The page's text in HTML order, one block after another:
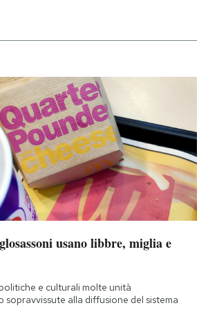
usano libbre, miglia e
e culturali molte unità
sopravvissute alla diffusione del sistema